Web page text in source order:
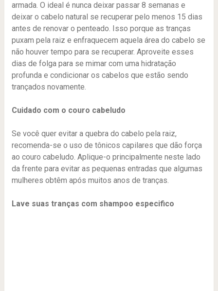
armada. O ideal é nunca deixar passar 8 semanas e
deixar o cabelo natural se recuperar pelo menos 15 dias
antes de renovar o penteado. Isso porque as tranças
puxam pela raiz e enfraquecem aquela área do cabelo se
não houver tempo para se recuperar. Aproveite esses
dias de folga para se mimar com uma hidratação
profunda e condicionar os cabelos que estão sendo
trançados novamente.
Cuidado com o couro cabeludo
Se você quer evitar a quebra do cabelo pela raiz,
recomenda-se o uso de tônicos capilares que dão força
ao couro cabeludo. Aplique-o principalmente neste lado
da frente para evitar as pequenas entradas que algumas
mulheres obtêm após muitos anos de tranças.
Lave suas tranças com shampoo especifico